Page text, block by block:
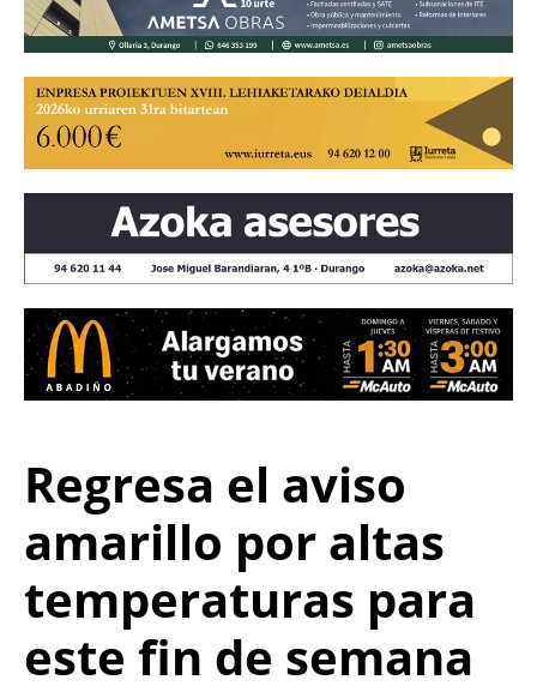
Regresa el aviso
amarillo por altas
temperaturas para
este fin de semana